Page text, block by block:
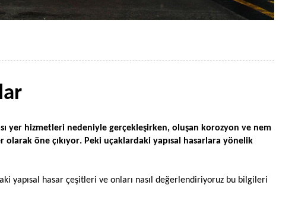
yer hizmetleri nedeniyle gerçekleşirken, oluşan korozyon ve nem
olarak öne çıkıyor. Peki uçaklardaki yapısal hasarlara yönelik
yapısal hasar çeşitleri ve onları nasıl değerlendiriyoruz bu bilgileri